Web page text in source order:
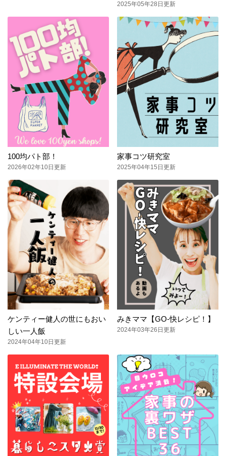
2025年05年28日更新
100均パト部！
2026年02年10日更新
家事コツ研究室
2025年04年15日更新
ケンティー健人の世にもおい
しい一人飯
2024年04年10日更新
みきママ【GO-快レシピ！】
2024年03年26日更新